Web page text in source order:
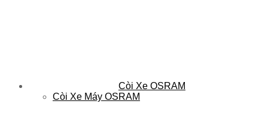
Còi Xe OSRAM
Còi Xe Máy OSRAM